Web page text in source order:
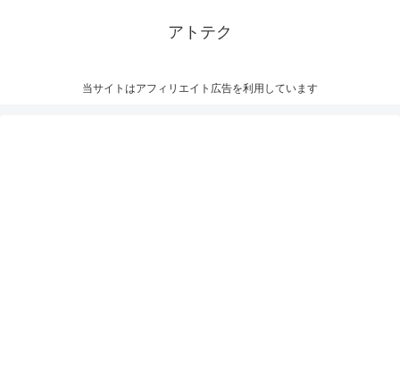
アトテク
当サイトはアフィリエイト広告を利用しています